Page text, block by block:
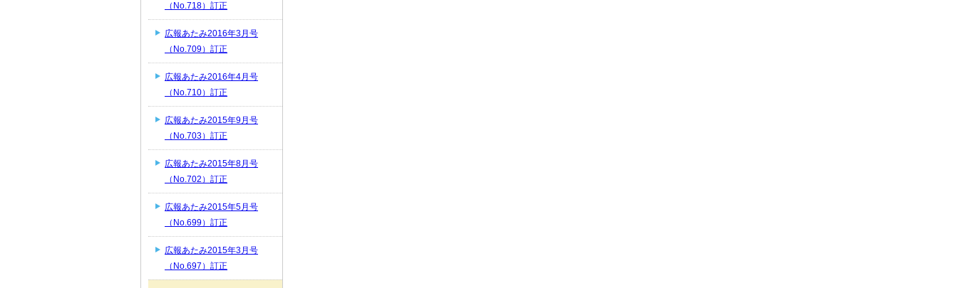
（No.718）訂正
広報あたみ2016年3月号
（No.709）訂正
広報あたみ2016年4月号
（No.710）訂正
広報あたみ2015年9月号
（No.703）訂正
広報あたみ2015年8月号
（No.702）訂正
広報あたみ2015年5月号
（No.699）訂正
広報あたみ2015年3月号
（No.697）訂正